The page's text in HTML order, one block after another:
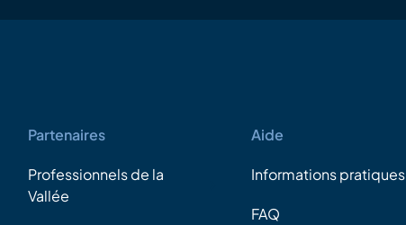
Partenaires
Professionnels de la
Vallée
Aide
Informations pratiques
FAQ